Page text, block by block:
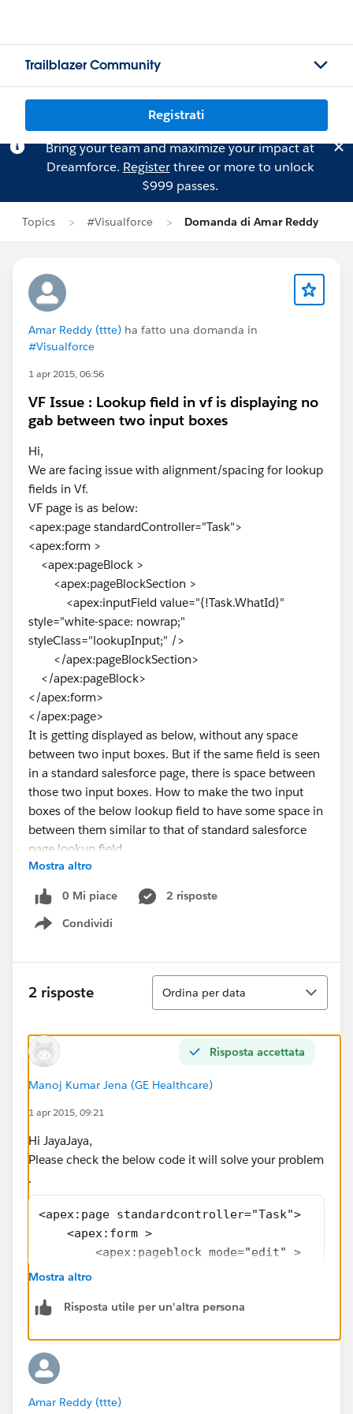
Trailblazer Community
Registrati
Bring your team and maximize your impact at
Dreamforce. Registerthree or more to unlock
$999 passes.
Topics #Visualforce Domanda di Amar Reddy
Amar Reddy (ttte) ha fatto una domanda in
#Visualforce
1 apr 2015, 06:56
VF Issue : Lookup field in vf is displaying no
gab between two input boxes
Hi,
We are facing issue with alignment/spacing for lookup
fields in Vf.
VF page is as below:
<apex:page standardController="Task">
<apex:form >
<apex:pageBlock >
<apex:pageBlockSection >
<apex:inputField value="{!Task.WhatId}"
style="white-space: nowrap;"
styleClass="lookupInput;" />
</apex:pageBlockSection>
</apex:pageBlock>
</apex:form>
</apex:page>
It is getting displayed as below, without any space
between two input boxes. But if the same field is seen
in a standard salesforce page, there is space between
those two input boxes. How to make the two input
boxes of the below lookup field to have some space in
between them similar to that of standard salesforce
page lookup field.
Thanks.
Mostra altro
0 Mi piace
2 risposte
Condividi
Show menu
2 risposte
Ordina
Ordina per data
Risposta accettata
Manoj Kumar Jena (GE Healthcare)
1 apr 2015, 09:21
Hi JayaJaya,
Please check the below code it will solve your problem
.
<apex:page standardcontroller="Task">
    <apex:form >
        <apex:pageblock mode="edit" >
            <apex:pageblocksection >
            </apex:pageblocksection>
</apex:page>
**Please select it as best answer if it solve your
Mostra altro
Risposta utile per un'altra persona
Amar Reddy (ttte)